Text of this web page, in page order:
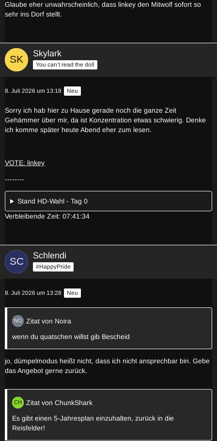
Glaube eher unwahrscheinlich, dass linkey den Mitwolf sofort so
sehr ins Dorf stellt.
Skylark
You can’t read the doll
8. Juli 2026 um 13:18 Neu
Sorry ich hab hier zu Hause gerade noch die ganze Zeit
Gehämmer über mir, da ist Konzentration etwas schwierig. Denke
ich komme später heute Abend eher zum lesen.
VOTE: linkey
--------
Stand HD-Wahl - Tag 0
Verbleibende Zeit: 07:41:34
Schlendi
#HappyPride
8. Juli 2026 um 13:28 Neu
Zitat von Noira
wenn du quatschen willst gib Bescheid
jo, dümpelmodus heißt nicht, dass ich nicht ansprechbar bin. Gebe
das Angebot gerne zurück.
Zitat von ChunkShark
Es gibt einen 5-Jahresplan einzuhalten, zurück in die
Reisfelder!